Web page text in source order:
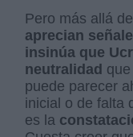
Pero más allá
aprecian
insinúa que
neutralidad
puede parecer
inicial o de falta
es la